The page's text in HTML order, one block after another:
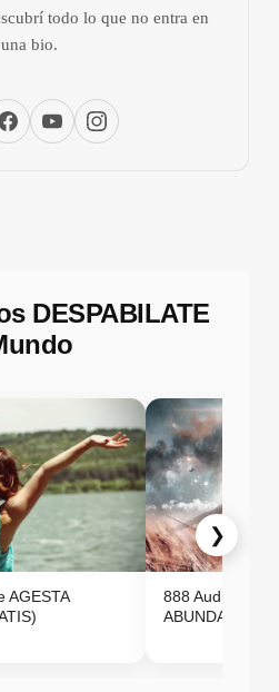
todo lo que no entra en
una bio.
DESPABILATE
AGESTA
888 Audio
ABUNDANCIA
❯